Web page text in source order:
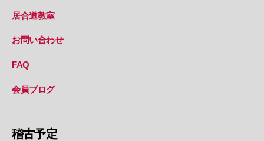
居合道教室
お問い合わせ
FAQ
会員ブログ
稽古予定